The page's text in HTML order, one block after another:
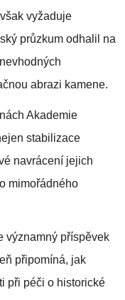
vyžaduje
průzkum odhalil na
abrazi kamene.
Akademie
stabilizace
navrácení jejich
mimořádného
významný příspěvek
připomíná, jak
při péči o historické